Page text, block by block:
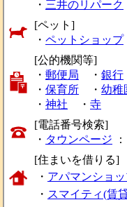
・ 三井のリパーク
[ペット]
・ ペットショップ
[公的機関等]
・ 郵便局 ・ 銀行
・ 保育所 ・ 幼稚
・ 神社 ・ 寺
[電話番号検索]
・ タウンページ
[住まいを借りる]
・ アパマンショ
・ スマイティ(賃